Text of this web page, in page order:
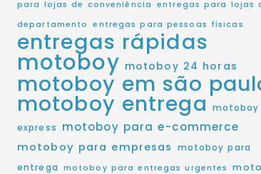
para lojas de conveniência
entregas para lojas
departamento
entregas para pessoas físicas
entregas rápidas
motoboy motoboy 24 horas
motoboy em são
motoboy entrega
motoboy
express
motoboy para e-commerce
motoboy para empresas
motoboy para
entrega motoboy para entregas urgentes